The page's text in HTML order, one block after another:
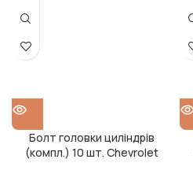
Болт головки циліндрів
(компл.) 10 шт. Chevrolet